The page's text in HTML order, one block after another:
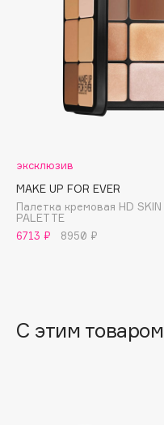
Balmain Hair Couture
Banderas
Beauty Bomb
Beauty Pati
НОВИНКА
Biodance
эксклюзив
MAKE UP FOR EVER
Палетка кремовая HD SKIN
PALETTE
6713 ₽
8950 ₽
С этим